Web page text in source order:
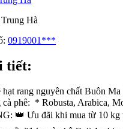
Trung Hà
0919001***
tiết:
hạt rang nguyên chất
cà phê: * Robusta, Arabica,
👑 Ưu đãi khi mua từ 10 kg